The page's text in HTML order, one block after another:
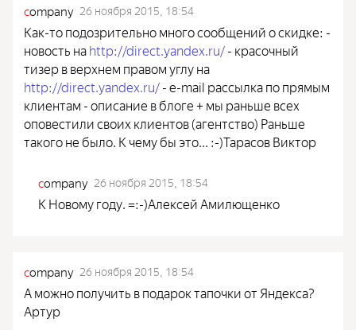
company 26 ноября 2015, 18:54
Как-то подозрительно много сообщений о скидке: -
новость наhttp://direct.yandex.ru/- красочный
тизер в верхнем правом углу на
http://direct.yandex.ru/- e-mail рассылка по прямым
клиентам - описание в блоге + мы раньше всех
оповестили своих клиентов (агентство) Раньше
такого не было. К чему бы это... :-)Тарасов Виктор
company 26 ноября 2015, 18:54
К Новому году. =:-)Алексей Амилющенко
company 26 ноября 2015, 18:54
А можно получить в подарок тапочки от Яндекса?
Артур